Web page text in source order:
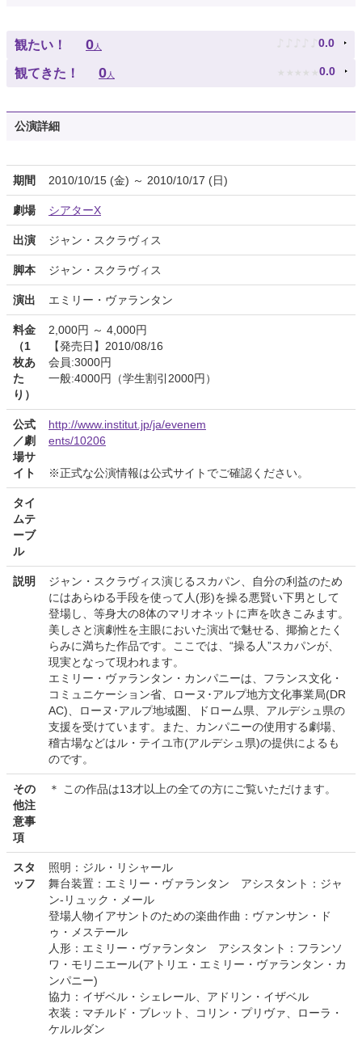
観たい！ 0人 ♪ ♪ ♪ ♪ ♪ 0.0
観てきた！ 0人 ★ ★ ★ ★ ★ 0.0
公演詳細
期間 2010/10/15 (金) ～ 2010/10/17 (日)
劇場 シアターX
出演 ジャン・スクラヴィス
脚本 ジャン・スクラヴィス
演出 エミリー・ヴァランタン
料金
（1
枚あ
た
り）
2,000円 ～ 4,000円
【発売日】2010/08/16
会員:3000円
一般:4000円（学生割引2000円）
公式
／劇
場サ
イト
http://www.institut.jp/ja/evenem
ents/10206
※正式な公演情報は公式サイトでご確認ください。
タイ
ムテ
ーブ
ル
説明
ジャン・スクラヴィス演じるスカパン、自分の利益のため
にはあらゆる手段を使って人(形)を操る悪賢い下男として
登場し、等身大の8体のマリオネットに声を吹きこみます。
美しさと演劇性を主眼においた演出で魅せる、揶揄とたく
らみに満ちた作品です。ここでは、“操る人”スカパンが、
現実となって現われます。
エミリー・ヴァランタン・カンパニーは、フランス文化・
コミュニケーション省、ローヌ･アルプ地方文化事業局(DR
AC)、ローヌ･アルプ地域圏、ドローム県、アルデシュ県の
支援を受けています。また、カンパニーの使用する劇場、
稽古場などはル・テイユ市(アルデシュ県)の提供によるも
のです。
その
他注
意事
項
＊ この作品は13才以上の全ての方にご覧いただけます。
スタ
ッフ
照明：ジル・リシャール
舞台装置：エミリー・ヴァランタン アシスタント：ジャ
ン-リュック・メール
登場人物イアサントのための楽曲作曲：ヴァンサン・ド
ゥ・メステール
人形：エミリー・ヴァランタン アシスタント：フランソ
ワ・モリニエール(アトリエ・エミリー・ヴァランタン・カ
ンパニー)
協力：イザベル・シェレール、アドリン・イザベル
衣装：マチルド・ブレット、コリン・プリヴァ、ローラ・
ケルルダン